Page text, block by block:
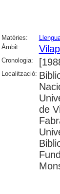
Matèries:
Àmbit:
Cronologia:
Localització:
de